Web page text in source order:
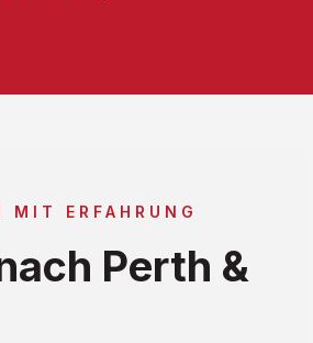
MIT ERFAHRUNG
Perth &